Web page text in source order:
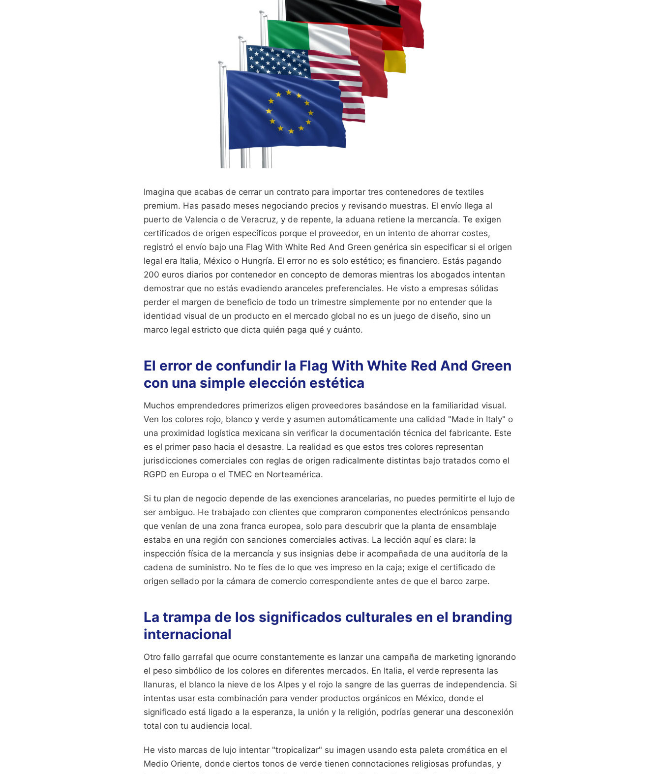
Imagina que acabas de cerrar un contrato para importar tres contenedores de textiles
premium. Has pasado meses negociando precios y revisando muestras. El envío llega al
puerto de Valencia o de Veracruz, y de repente, la aduana retiene la mercancía. Te exigen
certificados de origen específicos porque el proveedor, en un intento de ahorrar costes,
registró el envío bajo una Flag With White Red And Green genérica sin especificar si el origen
legal era Italia, México o Hungría. El error no es solo estético; es financiero. Estás pagando
200 euros diarios por contenedor en concepto de demoras mientras los abogados intentan
demostrar que no estás evadiendo aranceles preferenciales. He visto a empresas sólidas
perder el margen de beneficio de todo un trimestre simplemente por no entender que la
identidad visual de un producto en el mercado global no es un juego de diseño, sino un
marco legal estricto que dicta quién paga qué y cuánto.
El error de confundir la Flag With White Red And Green
con una simple elección estética
Muchos emprendedores primerizos eligen proveedores basándose en la familiaridad visual.
Ven los colores rojo, blanco y verde y asumen automáticamente una calidad "Made in Italy" o
una proximidad logística mexicana sin verificar la documentación técnica del fabricante. Este
es el primer paso hacia el desastre. La realidad es que estos tres colores representan
jurisdicciones comerciales con reglas de origen radicalmente distintas bajo tratados como el
RGPD en Europa o el TMEC en Norteamérica.
Si tu plan de negocio depende de las exenciones arancelarias, no puedes permitirte el lujo de
ser ambiguo. He trabajado con clientes que compraron componentes electrónicos pensando
que venían de una zona franca europea, solo para descubrir que la planta de ensamblaje
estaba en una región con sanciones comerciales activas. La lección aquí es clara: la
inspección física de la mercancía y sus insignias debe ir acompañada de una auditoría de la
cadena de suministro. No te fíes de lo que ves impreso en la caja; exige el certificado de
origen sellado por la cámara de comercio correspondiente antes de que el barco zarpe.
La trampa de los significados culturales en el branding
internacional
Otro fallo garrafal que ocurre constantemente es lanzar una campaña de marketing ignorando
el peso simbólico de los colores en diferentes mercados. En Italia, el verde representa las
llanuras, el blanco la nieve de los Alpes y el rojo la sangre de las guerras de independencia. Si
intentas usar esta combinación para vender productos orgánicos en México, donde el
significado está ligado a la esperanza, la unión y la religión, podrías generar una desconexión
total con tu audiencia local.
He visto marcas de lujo intentar "tropicalizar" su imagen usando esta paleta cromática en el
Medio Oriente, donde ciertos tonos de verde tienen connotaciones religiosas profundas, y